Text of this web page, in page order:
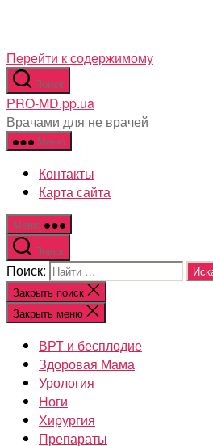
Перейти к содержимому
Поиск
PRO-MD.pp.ua
Врачами для не врачей
Меню
Контакты
Карта сайта
Меню
Поиск
Поиск:
Закрыть поиск
Закрыть меню
ВРТ и бесплодие
Здоровая Мама
Урология
Ноги
Хирургия
Препараты